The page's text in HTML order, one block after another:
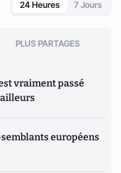
24 Heures 7 Jours
PLUS PARTAGES
vraiment passé
européens